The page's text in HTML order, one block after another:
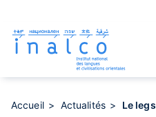
contenu
principal
Accueil Actualités Le